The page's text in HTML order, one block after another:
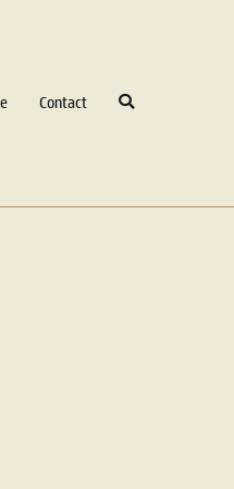
Contact